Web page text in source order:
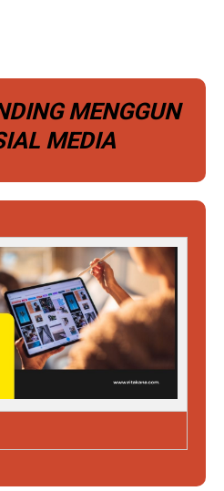
MENGGUN
MEDIA